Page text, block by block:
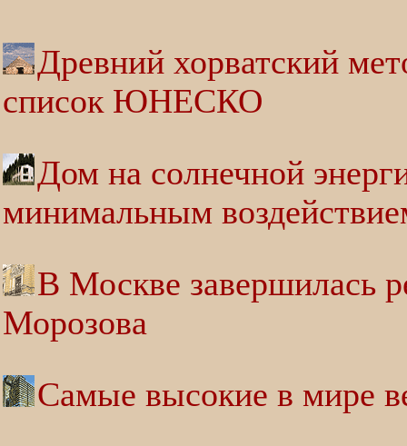
Древний хорватский
список ЮНЕСКО
Дом на солнечной
минимальным
В Москве завершилась
Морозова
Самые высокие в мире